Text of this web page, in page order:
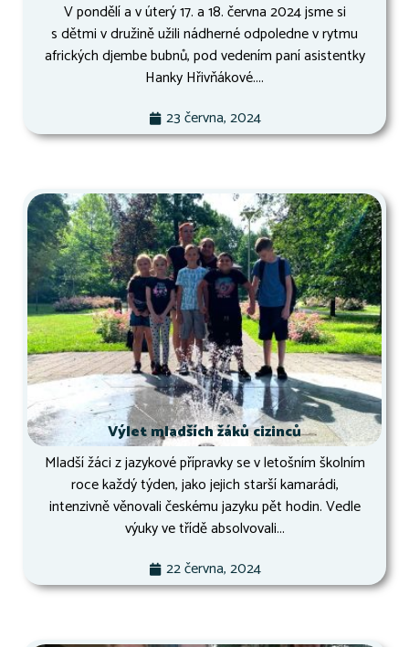
V pondělí a v úterý 17. a 18. června 2024 jsme si
s dětmi v družině užili nádherné odpoledne v rytmu
afrických djembe bubnů, pod vedením paní asistentky
Hanky Hřivňákové....
23 června, 2024
Výlet mladších žáků cizinců
Mladší žáci z jazykové přípravky se v letošním školním
roce každý týden, jako jejich starší kamarádi,
intenzivně věnovali českému jazyku pět hodin. Vedle
výuky ve třídě absolvovali...
22 června, 2024